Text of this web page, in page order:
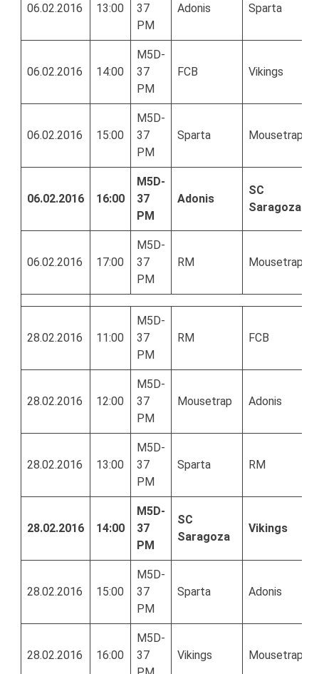
06.02.2016 13:00
37
PM
Adonis Sparta
06.02.2016 14:00
M5D-
37
PM
FCB Vikings
06.02.2016 15:00
M5D-
37
PM
Sparta Mousetrap
06.02.2016 16:00
M5D-
37
PM
Adonis
SC
Saragoza
06.02.2016 17:00
M5D-
37
PM
RM Mousetrap
28.02.2016 11:00
M5D-
37
PM
RM FCB
28.02.2016 12:00
M5D-
37
PM
Mousetrap Adonis
28.02.2016 13:00
M5D-
37
PM
Sparta RM
28.02.2016 14:00
M5D-
37
PM
SC
Saragoza
Vikings
28.02.2016 15:00
M5D-
37
PM
Sparta Adonis
28.02.2016 16:00
M5D-
37
Vikings Mousetrap